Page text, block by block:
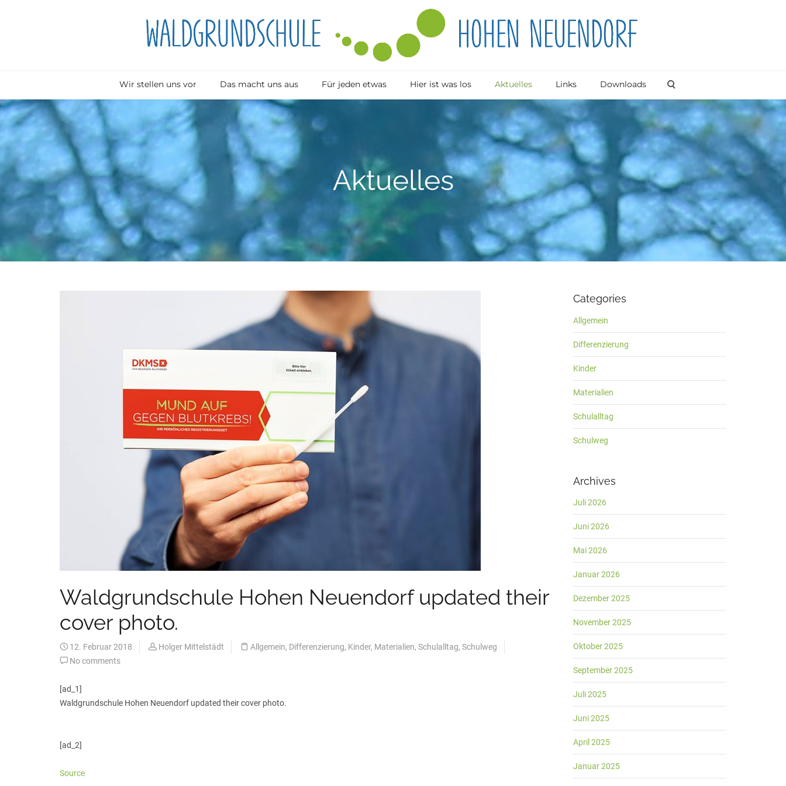
Wir stellen uns vor Das macht uns aus Für jeden etwas Hier ist was los Aktuelles Links Downloads
Aktuelles
Waldgrundschule Hohen Neuendorf updated their
cover photo.
12. Februar 2018 Holger Mittelstädt Allgemein, Differenzierung, Kinder, Materialien, Schulalltag, Schulweg
No comments
[ad_1]
Waldgrundschule Hohen Neuendorf updated their cover photo.
[ad_2]
Source
Categories
Allgemein
Differenzierung
Kinder
Materialien
Schulalltag
Schulweg
Archives
Juli 2026
Juni 2026
Mai 2026
Januar 2026
Dezember 2025
November 2025
Oktober 2025
September 2025
Juli 2025
Juni 2025
April 2025
Januar 2025